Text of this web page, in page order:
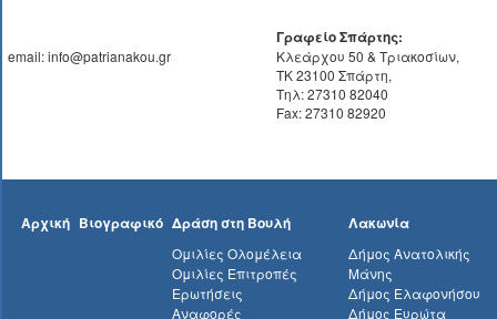
email: info@patrianakou.gr
Γραφείο Σπάρτης:
Κλεάρχου 50 & Τριακοσίων,
ΤΚ 23100 Σπάρτη,
Τηλ: 27310 82040
Fax: 27310 82920
Αρχική Βιογραφικό Δράση στη Βουλή
Ομιλίες Ολομέλεια
Ομιλίες Επιτροπές
Ερωτήσεις
Αναφορές
Λακωνία
Δήμος Ανατολικής
Μάνης
Δήμος Ελαφονήσου
Δήμος Ευρώτα